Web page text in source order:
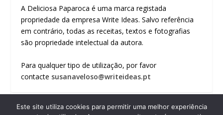
A Deliciosa Paparoca é uma marca registada
propriedade da empresa Write Ideas. Salvo referência
em contrário, todas as receitas, textos e fotografias
são propriedade intelectual da autora.
Para qualquer tipo de utilização, por favor
contacte susanaveloso@writeideas.pt
Este site utiliza cookies para permitir uma melhor experiência